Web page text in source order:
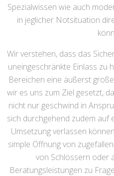
Spezialwissen wie auch
in jeglicher Notsituation
Wir verstehen, dass das
uneingeschränkte Einlass zu
Bereichen eine äußerst
wir es uns zum Ziel gesetzt,
nicht nur geschwind in
sich durchgehend zudem auf
Umsetzung verlassen
simple Öffnung von
von Schlössern oder
Beratungsleistungen zu